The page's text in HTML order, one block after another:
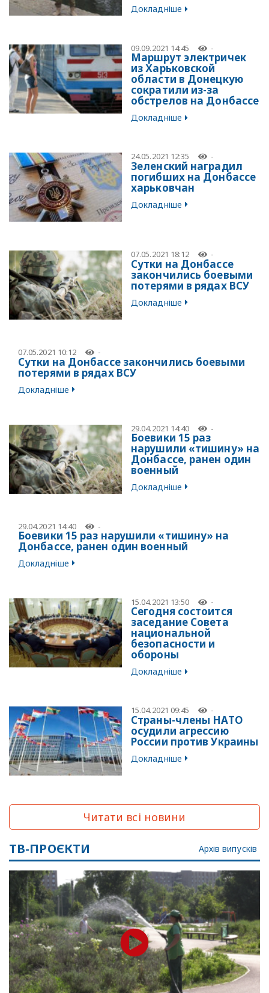
Докладніше
09.09.2021 14:45 -
Маршрут электричек
из Харьковской
области в Донецкую
сократили из-за
обстрелов на Донбассе
Докладніше
24.05.2021 12:35 -
Зеленский наградил
погибших на Донбассе
харьковчан
Докладніше
07.05.2021 18:12 -
Сутки на Донбассе
закончились боевыми
потерями в рядах ВСУ
Докладніше
07.05.2021 10:12 -
Сутки на Донбассе закончились боевыми
потерями в рядах ВСУ
Докладніше
29.04.2021 14:40 -
Боевики 15 раз
нарушили «тишину» на
Донбассе, ранен один
военный
Докладніше
29.04.2021 14:40 -
Боевики 15 раз нарушили «тишину» на
Донбассе, ранен один военный
Докладніше
15.04.2021 13:50 -
Сегодня состоится
заседание Совета
национальной
безопасности и
обороны
Докладніше
15.04.2021 09:45 -
Страны-члены НАТО
осудили агрессию
России против Украины
Докладніше
Читати всі новини
ТВ-ПРОЄКТИ Архів випусків